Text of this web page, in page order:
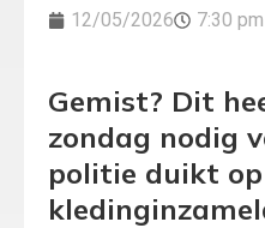
12/05/2026 7:30 pm
Gemist? Dit
zondag nodig
politie duikt